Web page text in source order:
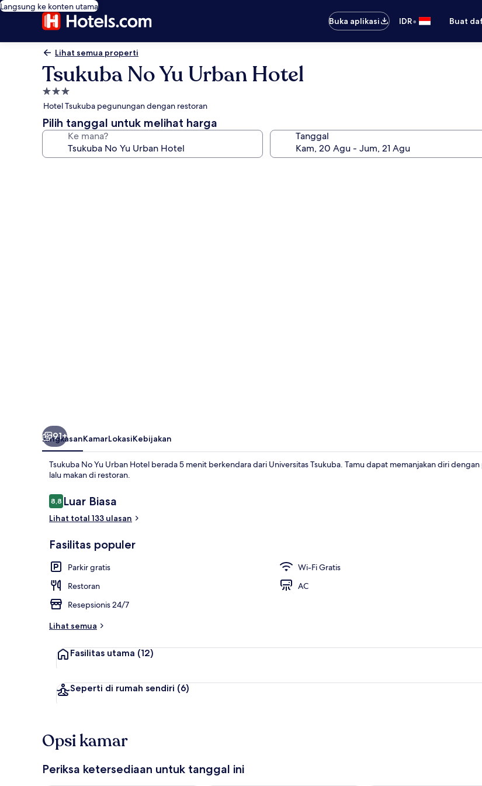
Langsung ke konten utama
Buka aplikasi
IDR• Buat
Lihat semua properti
Tsukuba No Yu Urban Hotel
Properti
bintang
3.0
Hotel Tsukuba pegunungan dengan restoran
Pilih tanggal untuk melihat harga
Ke mana? Tanggal
91+
RingkasanKamarLokasiKebijakan
Tsukuba No Yu Urban Hotel berada 5 menit berkendara dari Universitas Tsukuba. Tamu dapat memanjakan diri dengan
lalu makan di restoran.
Ulasan
8,88,8 dari 10
Luar Biasa
Lihat total 133 ulasan
Fasilitas populer
Parkir gratis
Wi-Fi Gratis
Restoran
AC
Resepsionis 24/7
Lihat semua
Fasilitas utama (12)
Seperti di rumah sendiri (6)
Opsi kamar
Periksa ketersediaan untuk tanggal ini